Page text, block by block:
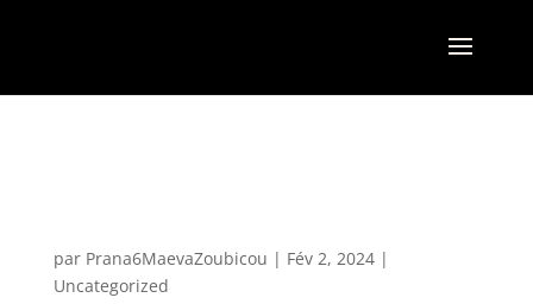
par Prana6MaevaZoubicou | Fév 2, 2024|
Uncategorized